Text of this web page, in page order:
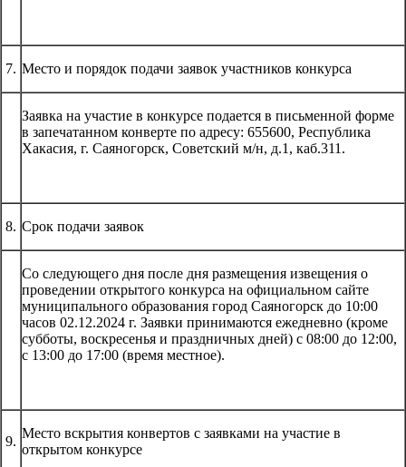
7. Место и порядок подачи заявок участников конкурса
Заявка на участие в конкурсе подается в письменной форме
в запечатанном конверте по адресу: 655600, Республика
Хакасия, г. Саяногорск, Советский м/н, д.1, каб.311.
8. Срок подачи заявок
Со следующего дня после дня размещения извещения о
проведении открытого конкурса на официальном сайте
муниципального образования город Саяногорск до 10:00
часов 02.12.2024 г. Заявки принимаются ежедневно (кроме
субботы, воскресенья и праздничных дней) с 08:00 до 12:00,
с 13:00 до 17:00 (время местное).
9.
Место вскрытия конвертов с заявками на участие в
открытом конкурсе